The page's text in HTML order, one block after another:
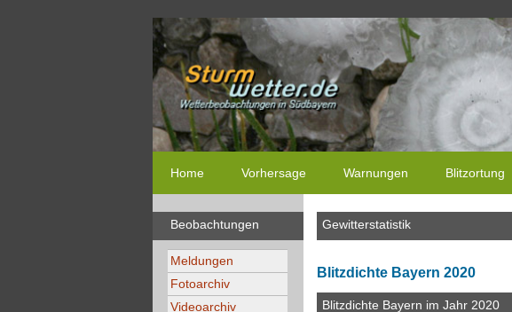
Home Vorhersage Warnungen Blitzortung
Beobachtungen
Meldungen
Fotoarchiv
Videoarchiv
Gewitterstatistik
Blitzdichte Bayern 2020
Blitzdichte Bayern im Jahr 2020